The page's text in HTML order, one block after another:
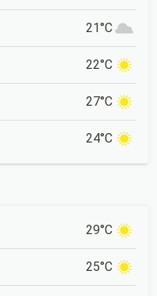
21°C
22°C
27°C
24°C
29°C
25°C